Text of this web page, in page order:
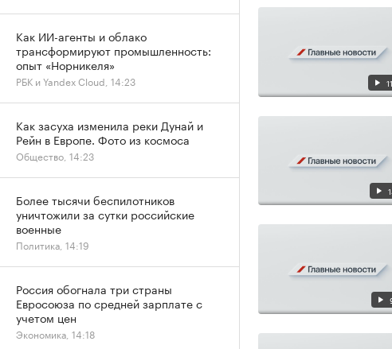
Как ИИ-агенты и облако
трансформируют промышленность:
опыт «Норникеля»
РБК и Yandex Cloud, 14:23
Как засуха изменила реки Дунай и
Рейн в Европе. Фото из космоса
Общество, 14:23
Более тысячи беспилотников
уничтожили за сутки российские
военные
Политика, 14:19
Россия обогнала три страны
Евросоюза по средней зарплате с
учетом цен
Экономика, 14:18